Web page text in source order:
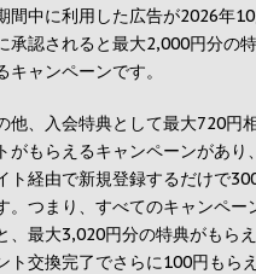
間中に利用した広告が2026年
承認されると最大2,000円分の
キャンペーンです。
他、入会特典として最大720円
がもらえるキャンペーンがあり
ト経由で新規登録するだけで
。つまり、すべてのキャンペー
、最大3,020円分の特典がもらえ
ト交換完了でさらに100円もら